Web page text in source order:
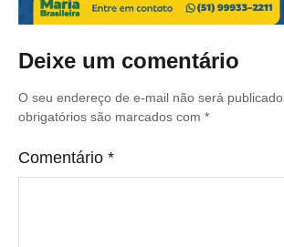
Deixe um comentário
O seu endereço de e-mail não será publicado.
obrigatórios são marcados com *
Comentário *